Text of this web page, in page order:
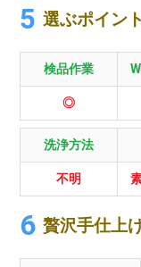
選ぶポイント
検品作業
◎
洗浄方法
不明
贅沢手仕上